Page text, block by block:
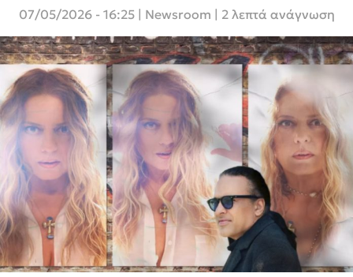
07/05/2026 - 16:25 Newsroom | 2 λεπτά ανάγνωση